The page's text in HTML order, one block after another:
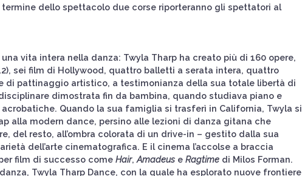
termine dello spettacolo due corse riporteranno gli spettatori al
vita intera nella danza: Twyla Tharp ha creato più di 160 opere,
sei film di Hollywood, quattro balletti a serata intera, quattro
di pattinaggio artistico, a testimonianza della sua totale libertà di
dimostrata fin da bambina, quando studiava piano e
Quando la sua famiglia si trasferì in California, Twyla si
alla modern dance, persino alle lezioni di danza gitana che
del resto, all’ombra colorata di un drive-in – gestito dalla sua
dell’arte cinematografica. E il cinema l’accolse a braccia
film di successo come Hair, Amadeuse Ragtimedi Milos Forman.
Twyla Tharp Dance, con la quale ha esplorato nuove frontiere